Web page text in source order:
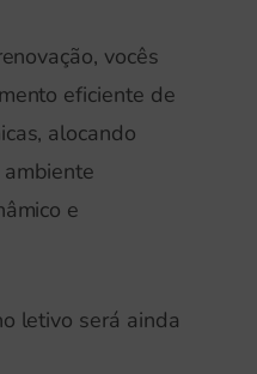
vocês
eficiente de
alocando
e
letivo será ainda